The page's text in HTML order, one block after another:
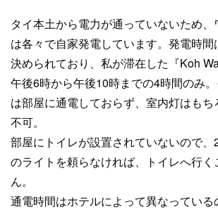
タイ本土から電力が通っていないため
は各々で自家発電しています。発電時間
決められており、私が滞在した『Koh
午後6時から午後10時までの4時間のみ
は部屋に通電しておらず、室内灯はもち
不可。
部屋にトイレが設置されていないので
のライトを頼らなければ、トイレへ行
ん。
通電時間はホテルによって異なってい